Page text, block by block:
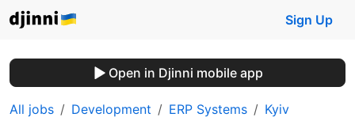
Sign Up
Open in Djinni mobile app
All jobs Development ERP Systems Kyiv